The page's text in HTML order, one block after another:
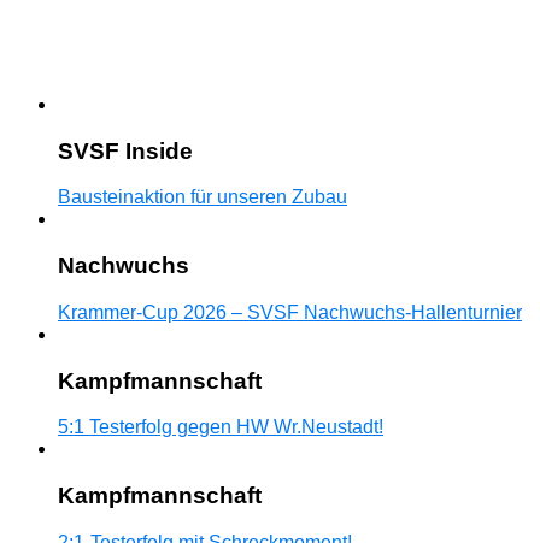
SVSF Inside
Bausteinaktion für unseren Zubau
Nachwuchs
Krammer-Cup 2026 – SVSF Nachwuchs-Hallenturnier
Kampfmannschaft
5:1 Testerfolg gegen HW Wr.Neustadt!
Kampfmannschaft